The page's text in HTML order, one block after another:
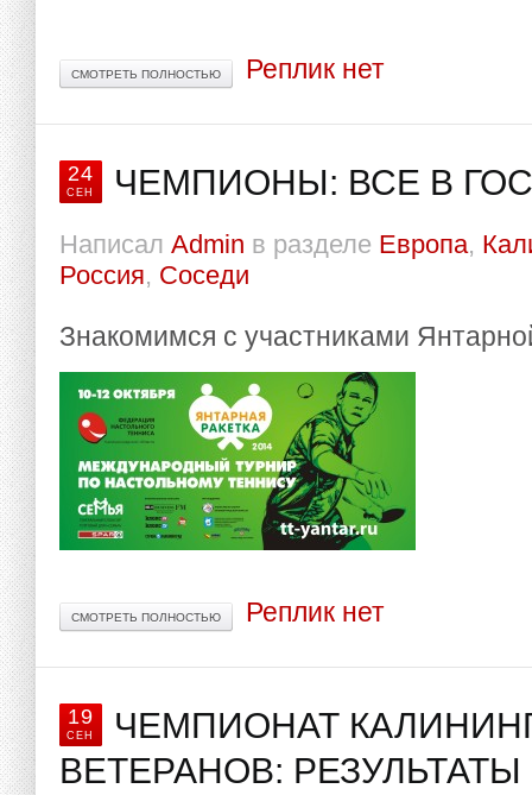
СМОТРЕТЬ ПОЛНОСТЬЮ Реплик нет
24
СЕН ЧЕМПИОНЫ: ВСЕ В
Написал Admin в разделе Европа,
Россия, Соседи
Знакомимся с участниками
СМОТРЕТЬ ПОЛНОСТЬЮ Реплик нет
19
СЕН
ЧЕМПИОНАТ
ВЕТЕРАНОВ: РЕЗУЛЬТАТЫ